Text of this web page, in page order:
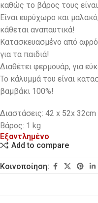
καθώς το βάρος τους
Eίναι ευρύχωρο και
κάθεται αναπαυτικά!
Κατασκευασμένο από
για τα παιδιά!
Διαθέτει φερμουάρ, για
Το κάλυμμά του είναι
βαμβάκι 100%!
Διαστάσεις: 42 x 52x 32cm
Βάρος: 1 kg
Εξαντλημένο
Add to compare
Κοινοποίηση: